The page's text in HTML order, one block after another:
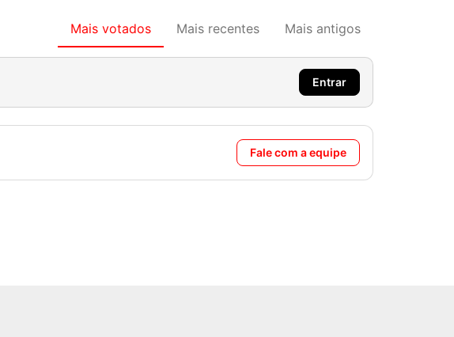
Mais votados Mais recentes Mais antigos
Entrar
Fale com a equipe